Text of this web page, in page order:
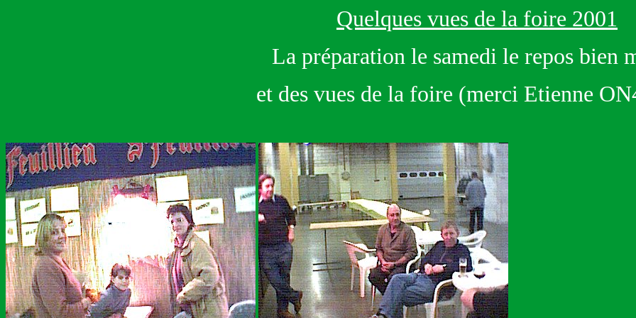
Quelques vues de la foire 2001
La préparation le samedi le repos bien
et des vues de la foire (merci Etienne